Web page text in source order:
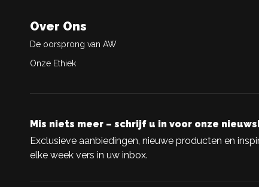
Over Ons
De oorsprong van AW
Onze Ethiek
Mis niets meer – schrijf u in voor onze
Exclusieve aanbiedingen, nieuwe producten en
elke week vers in uw inbox.